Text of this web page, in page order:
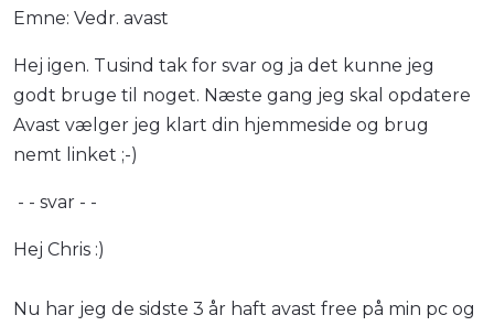
Emne: Vedr. avast
Hej igen. Tusind tak for svar og ja det kunne jeg
godt bruge til noget. Næste gang jeg skal opdatere
Avast vælger jeg klart din hjemmeside og brug
nemt linket ;-)
- - svar - -
Hej Chris :)
Nu har jeg de sidste 3 år haft avast free på min pc og